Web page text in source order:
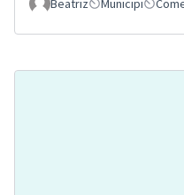
Beatriz Municipi